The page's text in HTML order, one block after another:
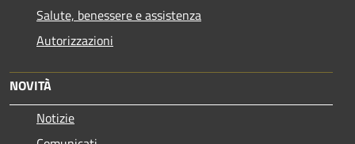
Salute, benessere e assistenza
Autorizzazioni
NOVITÀ
Notizie